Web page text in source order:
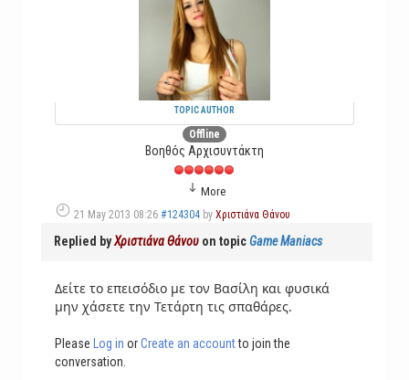
TOPIC AUTHOR
Offline
Βοηθός Αρχισυντάκτη
More
21 May 2013 08:26 #124304 by Χριστιάνα Θάνου
Replied byΧριστιάνα Θάνου on topicGame Maniacs
Δείτε το επεισόδιο με τον Βασίλη και φυσικά
μην χάσετε την Τετάρτη τις σπαθάρες.
Please Log in orCreate an accountto join the
conversation.